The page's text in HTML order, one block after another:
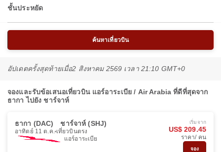
ชั้นประหยัด
ค้นหาเที่ยวบิน
อัปเดตครั้งสุดท้ายเมื่อ2 สิงหาคม 2569 เวลา 21:10 GMT+0
จองและรับข้อเสนอเที่ยวบิน แอร์อาระเบีย / Air Arabia ที่ดีที่สุดจาก
ธากา ไปยัง ชาร์จาห์
ธากา (DAC) ชาร์จาห์ (SHJ)
อาทิตย์ 11 ต.ค. เที่ยวบินตรง
แอร์อาระเบีย
เริ่มจาก
US$ 209.45
ราคา/ คน
จอง